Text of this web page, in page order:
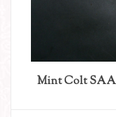
Mint Colt SAA